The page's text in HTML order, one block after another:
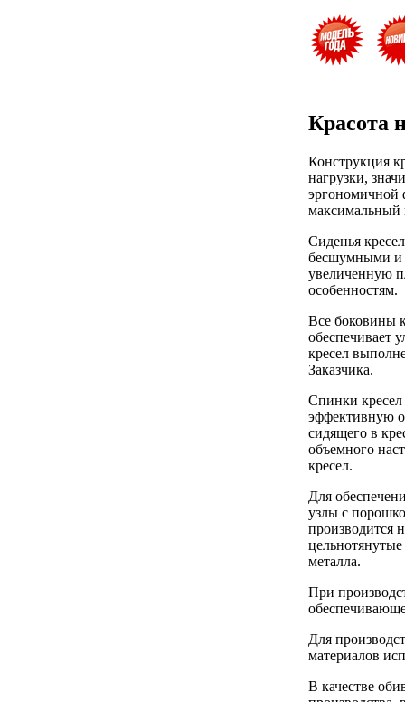
Красота
Конструкция
нагрузки,
эргономичной
максимальный
Сиденья
бесшумными и
увеличенную
особенностям.
Все боковины
обеспечивает
кресел
Заказчика.
Спинки
эффективную
сидящего в
объемного
кресел.
Для
узлы с
производится
металла.
При
Для
материалов
В качестве